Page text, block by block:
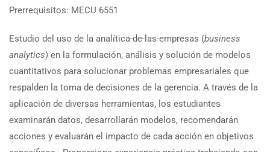
Prerrequisitos: MECU 6551
Estudio del uso de la analítica-de-las-empresas (business
analytics) en la formulación, análisis y solución de modelos
cuantitativos para solucionar problemas empresariales que
respalden la toma de decisiones de la gerencia. A través de la
aplicación de diversas herramientas, los estudiantes
examinarán datos, desarrollarán modelos, recomendarán
acciones y evaluarán el impacto de cada acción en objetivos